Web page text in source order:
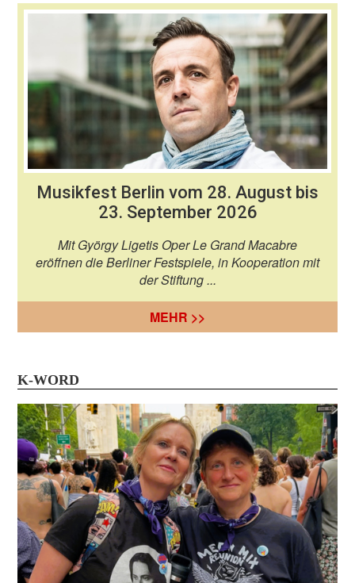
Musikfest Berlin vom 28. August bis
23. September 2026
Mit György Ligetis Oper Le Grand Macabre
eröffnen die Berliner Festspiele, in Kooperation mit
der Stiftung ...
MEHR >>
K-WORD